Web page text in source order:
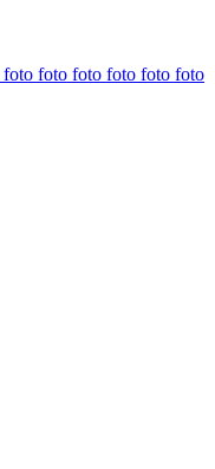
foto foto foto foto foto foto